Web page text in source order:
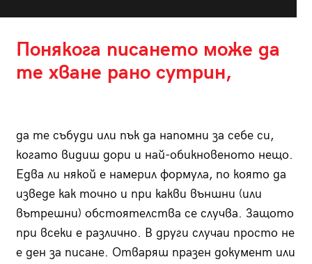
Понякога писането може да
те хване рано сутрин,
да те събуди или пък да напомни за себе си,
когато видиш дори и най-обикновеното нещо.
Едва ли някой е намерил формула, по която да
изведе как точно и при какви външни (или
вътрешни) обстоятелства се случва. Защото
при всеки е различно. В други случаи просто не
е ден за писане. Отваряш празен документ или